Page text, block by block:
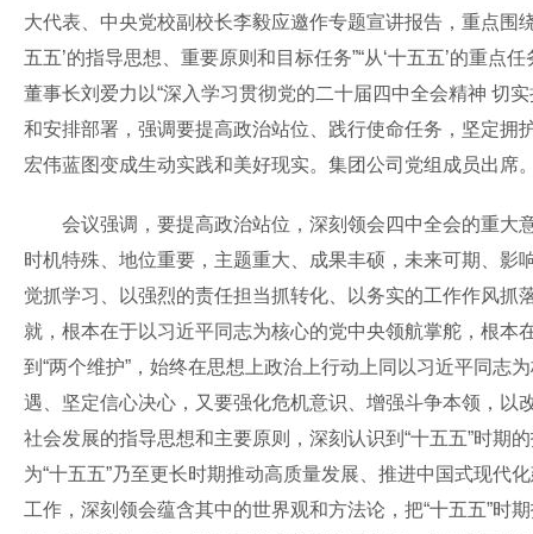
大代表、中央党校副校长李毅应邀作专题宣讲报告，重点围
五五’的指导思想、重要原则和目标任务”“从‘十五五’的重
董事长刘爱力以“深入学习贯彻党的二十届四中全会精神 切
和安排部署，强调要提高政治站位、践行使命任务，坚定拥
宏伟蓝图变成生动实践和美好现实。集团公司党组成员出
会议强调，要提高政治站位，深刻领会四中全会的重大
时机特殊、地位重要，主题重大、成果丰硕，未来可期、影
觉抓学习、以强烈的责任担当抓转化、以务实的工作作风抓
就，根本在于以习近平同志为核心的党中央领航掌舵，根本
到“两个维护”，始终在思想上政治上行动上同以习近平同志
遇、坚定信心决心，又要强化危机意识、增强斗争本领，以
社会发展的指导思想和主要原则，深刻认识到“十五五”时期
为“十五五”乃至更长时期推动高质量发展、推进中国式现
工作，深刻领会蕴含其中的世界观和方法论，把“十五五”时